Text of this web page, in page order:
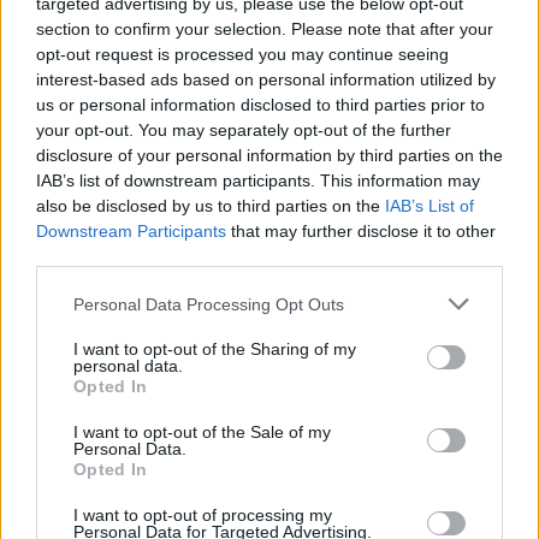
section to confirm your selection. Please note that after your
opt-out request is processed you may continue seeing
interest-based ads based on personal information utilized by
us or personal information disclosed to third parties prior to
your opt-out. You may separately opt-out of the further
disclosure of your personal information by third parties on the
IAB’s list of downstream participants. This information may
also be disclosed by us to third parties on the IAB’s List of
Downstream Participants that may further disclose it to other
Personal Data Processing Opt Outs
I want to opt-out of the Sharing of my
personal data.
Opted In
I want to opt-out of the Sale of my
Personal Data.
Opted In
I want to opt-out of processing my
Personal Data for Targeted Advertising.
jednak podkreślane były dwie jej główne cechy.
Po pierwsze, miłość była ukazywana jako
uczucie totalne – nie pozostawiające jednostce
wyboru, co do zaangażowania się w nią. Była
podniosła, uwznioślająca, dająca nadzieję i
poczucie bezpieczeństwa. Po drugie, miłość
potrafiła być siłą niszczącą w momencie, kiedy
nie była odwzajemniana. Człowiek zakochany,
który nie znajdował wzajemności u kochanej
osoby, mógł popaść w rozpacz, o tyle
niebezpieczną, że nieraz prowadzącą nawet do
wątpliwości, że miłość to najpiękniejsze i
najpotężniejsze uczucie, jakiego doświadczyć
może człowiek, dlatego też warto czasem